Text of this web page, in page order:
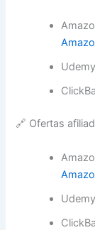
🔗 Ofertas